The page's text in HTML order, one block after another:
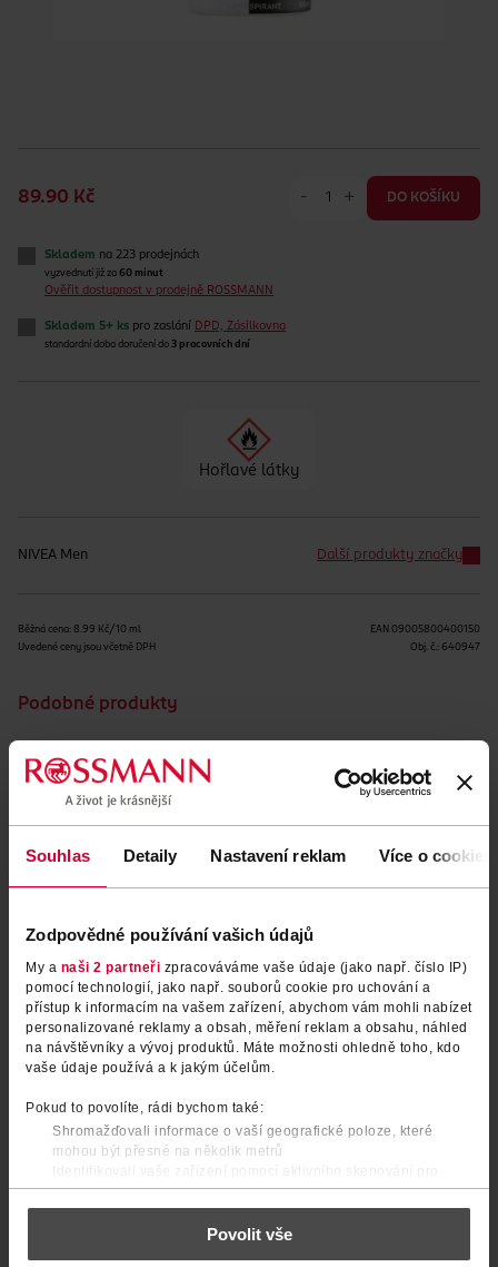
Souhlas Detaily Nastavení reklam Více o cookies
Zodpovědné používání vašich údajů
My a naši 2 partneři zpracováváme vaše údaje (jako např. číslo IP)
pomocí technologií, jako např. souborů cookie pro uchování a
přístup k informacím na vašem zařízení, abychom vám mohli nabízet
personalizované reklamy a obsah, měření reklam a obsahu, náhled
na návštěvníky a vývoj produktů. Máte možnosti ohledně toho, kdo
vaše údaje používá a k jakým účelům.
Pokud to povolíte, rádi bychom také:
Shromažďovali informace o vaší geografické poloze, které
mohou být přesné na několik metrů
Identifikovali vaše zařízení pomocí aktivního skenování pro
konkrétní charakteristiky (otisk prstu)
Zjistěte více o tom, jak zpracováváme vaše osobní údaje, a nastavte
části s podrobnostmi . Svůj souhlas můžete kdykoliv
Povolit vše
89.90 Kč - + DO KOŠÍKU
Skladem na 223 prodejnách
vyzvednutí již za 60 minut
Ověřit dostupnost v prodejně ROSSMANN
Skladem 5+ ks pro zaslání DPD, Zásilkovna
standardní doba doručení do 3 pracovních dní
Hořlavé látky
NIVEA Men Další produkty značky
Běžná cena: 8.99 Kč/10 ml
Uvedené ceny jsou včetně DPH
EAN 09005800400150
Obj. č.: 640947
Podobné produkty
Antiperspirant sprej pro muže
Sport Defence
Rexona 200 ml
89.90 Kč
DO KOŠÍKU
Antiperspirant sprej pro muže
Fresh Endurance
adidas
DO KOŠÍKU